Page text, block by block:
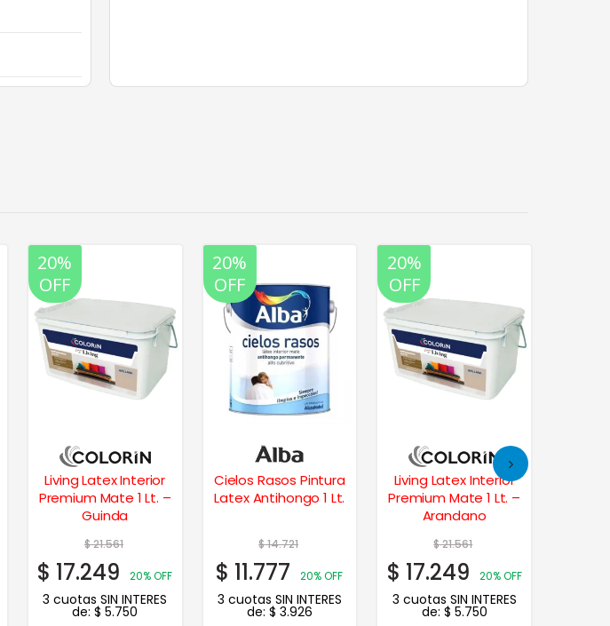
20%
OFF
Cielos Rasos Pintura
Latex Antihongo 1 Lt.
$14.721
$ 11.777 20% OFF
3 cuotas SIN INTERES
de:$ 3.926
20%
OFF
Living Latex Interior
Premium Mate 1 Lt. –
$21.561
$17.249 20% OFF
3 cuotas SIN INTERES
de:$ 5.750
20%
OFF
Entonador Universal
Para Pintura 120cc –
Azul
$6.229
$ 4.983 20% OFF
3 cuotas SIN INTERES
de:$1.661